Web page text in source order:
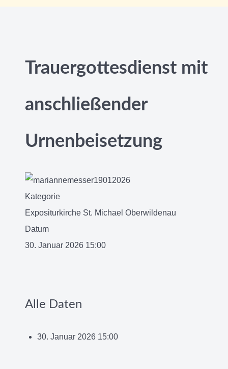
Trauergottesdienst mit
anschließender
Urnenbeisetzung
Kategorie
Expositurkirche St. Michael Oberwildenau
Datum
30. Januar 2026 15:00
Alle Daten
30. Januar 2026 15:00